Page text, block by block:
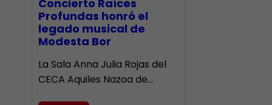
​Concierto Raíces
Profundas honró el
legado musical de
Modesta Bor
La Sala Anna Julia Rojas del
CECA Aquiles Nazoa de…